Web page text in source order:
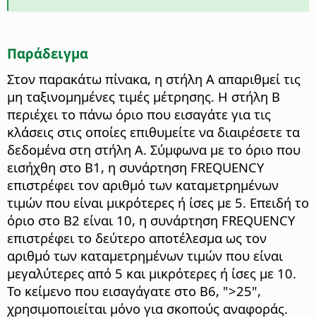
Παράδειγμα
Στον παρακάτω πίνακα, η στήλη Α απαριθμεί τις
μη ταξινομημένες τιμές μέτρησης. Η στήλη Β
περιέχει το πάνω όριο που εισαγάτε για τις
κλάσεις στις οποίες επιθυμείτε να διαιρέσετε τα
δεδομένα στη στήλη Α. Σύμφωνα με το όριο που
εισήχθη στο Β1, η συνάρτηση FREQUENCY
επιστρέφει τον αριθμό των καταμετρημένων
τιμών που είναι μικρότερες ή ίσες με 5. Επειδή το
όριο στο Β2 είναι 10, η συνάρτηση FREQUENCY
επιστρέφει το δεύτερο αποτέλεσμα ως τον
αριθμό των καταμετρημένων τιμών που είναι
μεγαλύτερες από 5 και μικρότερες ή ίσες με 10.
Το κείμενο που εισαγάγατε στο Β6, ">25",
χρησιμοποιείται μόνο για σκοπούς αναφοράς.